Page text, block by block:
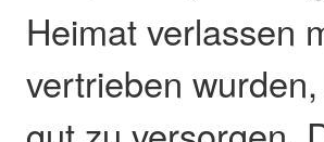
Heimat verlassen
vertrieben